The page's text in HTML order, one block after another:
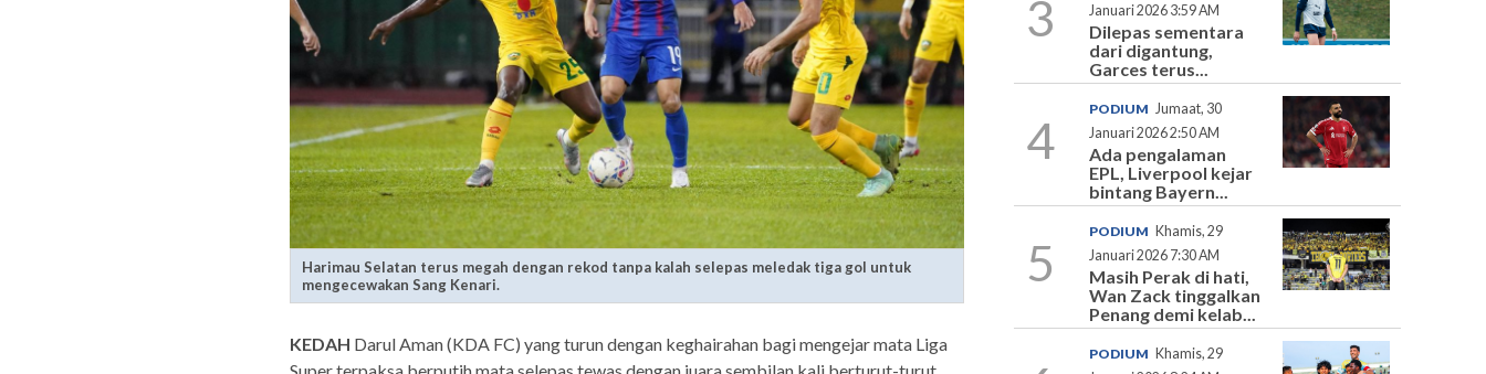
Harimau Selatan terus megah dengan rekod tanpa kalah selepas meledak tiga gol untuk
mengecewakan Sang Kenari.
KEDAH Darul Aman (KDA FC) yang turun dengan keghairahan bagi mengejar mata Liga
3
Januari 2026 3:59 AM
Dilepas sementara
dari digantung,
Garces terus...
4
PODIUM Jumaat, 30
Januari 2026 2:50 AM
Ada pengalaman
EPL, Liverpool kejar
bintang Bayern...
5
PODIUM Khamis, 29
Januari 2026 7:30 AM
Masih Perak di hati,
Wan Zack tinggalkan
Penang demi kelab...
PODIUM Khamis, 29